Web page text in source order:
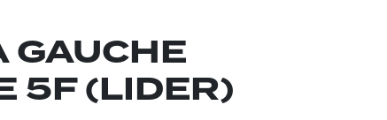
GAUCHE
5F (LIDER)